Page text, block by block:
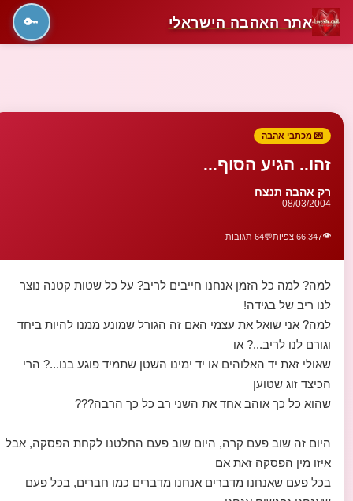
אתר האהבה הישראלי 🔑
💌 מכתבי אהבה
זהו.. הגיע הסוף...
רק אהבה תנצח
08/03/2004
👁️66,347 צפיות 💬64 תגובות
למה? למה כל הזמן אנחנו חייבים לריב? על כל שטות קטנה נוצר
לנו ריב של בגידה!
למה? אני שואל את עצמי האם זה הגורל שמונע ממנו להיות ביחד
וגורם לנו לריב...? או
שאולי זאת יד האלוהים או יד ימינו השטן שתמיד פוגע בנו...? הרי
הכיצד זוג שטוען
שהוא כל כך אוהב אחד את השני רב כל כך הרבה???
היום זה שוב פעם קרה, היום שוב פעם החלטנו לקחת הפסקה, אבל
איזו מין הפסקה זאת אם
בכל פעם שאנחנו מדברים אנחנו מדברים כמו חברים, בכל פעם